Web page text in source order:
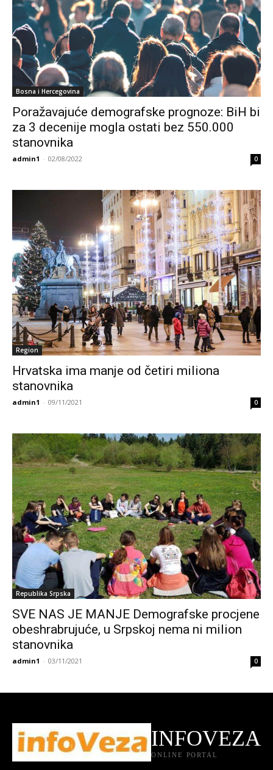
Bosna i Hercegovina
Poražavajuće demografske prognoze: BiH bi
za 3 decenije mogla ostati bez 550.000
stanovnika
admin1 - 02/08/2022 0
Region
Hrvatska ima manje od četiri miliona
stanovnika
admin1 - 09/11/2021 0
Republika Srpska
SVE NAS JE MANJE Demografske procjene
obeshrabrujuće, u Srpskoj nema ni milion
stanovnika
admin1 - 03/11/2021 0
INFOVEZA
ONLINE PORTAL